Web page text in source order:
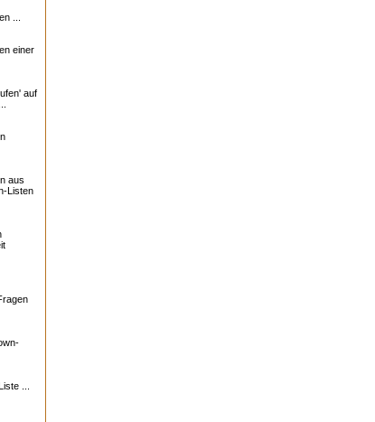
...
einer
auf
aus
Listen
...